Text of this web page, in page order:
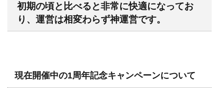
初期の頃と比べると非常に快適になってお
り、運営は相変わらず神運営です。
現在開催中の1周年記念キャンペーンについて